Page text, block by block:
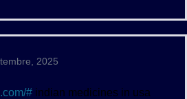
2025
# indian medicines in usa